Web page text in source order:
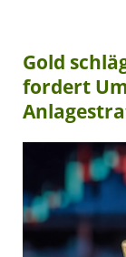
Gold
fordert